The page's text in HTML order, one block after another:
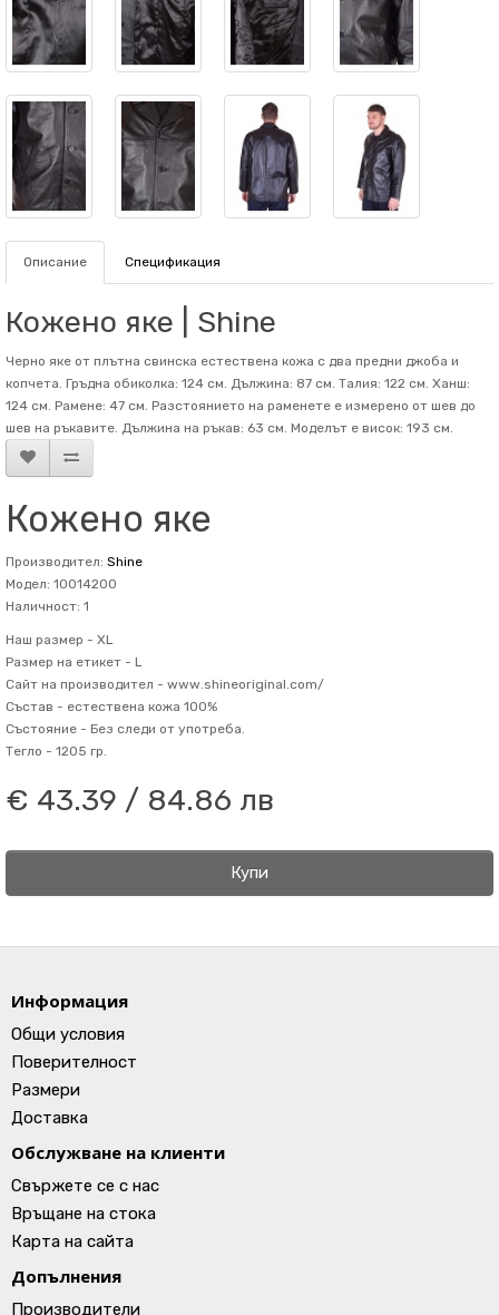
Описание Спецификация
Кожено яке | Shine
Черно яке от плътна свинска естествена кожа с два предни джоба и
копчета. Гръдна обиколка: 124 см. Дължина: 87 см. Талия: 122 см. Ханш:
124 см. Рамене: 47 см. Разстоянието на раменете е измерено от шев до
шев на ръкавите. Дължина на ръкав: 63 см. Mоделът е висок: 193 см.
Кожено яке
Производител: Shine
Модел: 10014200
Наличност: 1
Наш размер - XL
Размер на етикет - L
Сайт на производител - www.shineoriginal.com/
Състав - естествена кожа 100%
Състояние - Без следи от употреба.
Тегло - 1205 гр.
€ 43.39 / 84.86 лв
Купи
Информация
Общи условия
Поверителност
Размери
Доставка
Обслужване на клиенти
Свържете се с нас
Връщане на стока
Карта на сайта
Допълнения
Производители